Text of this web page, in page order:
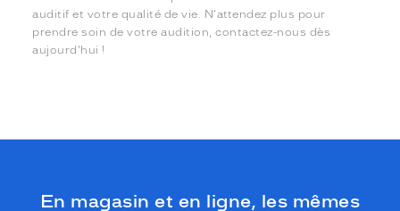
auditif et votre qualité de vie. N'attendez plus pour
prendre soin de votre audition, contactez-nous dès
aujourd'hui !
En magasin et en ligne, les mêmes